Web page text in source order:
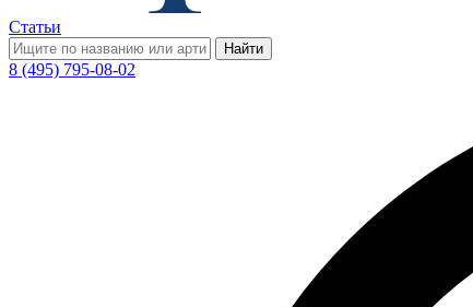
Статьи
Найти
8 (495) 795-08-02